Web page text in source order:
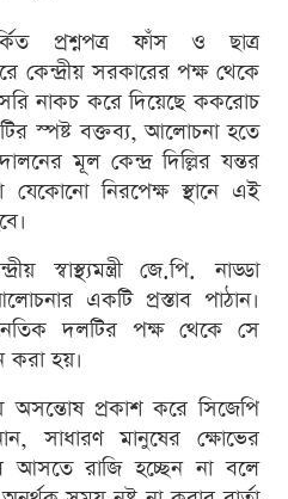
প্রশ্নপত্র ফাঁস ও ছাত্র
কেন্দ্রীয় সরকারের পক্ষ থেকে
নাকচ করে দিয়েছে ককরোচ
স্পষ্ট বক্তব্য, আলোচনা হতে
মূল কেন্দ্র দিল্লির যন্তর
নিরপেক্ষ স্থানে এই
স্বাস্থ্যমন্ত্রী জে.পি. নাড্ডা
একটি প্রস্তাব পাঠান।
দলটির পক্ষ থেকে সে
করা হয়।
অসন্তোষ প্রকাশ করে সিজেপি
সাধারণ মানুষের ক্ষোভের
আসতে রাজি হচ্ছেন না বলে